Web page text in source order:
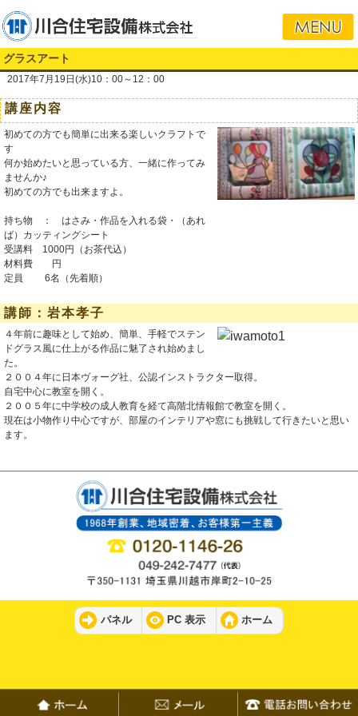
グラスアート
2017年7月19日(水)10：00～12：00
講座内容
初めての方でも簡単に出来る楽しいクラフトで
す
何か始めたいと思っている方、一緒に作ってみ
ませんか♪
初めての方でも出来ますよ。
持ち物 ： はさみ・作品を入れる袋・（あれ
ば）カッティングシート
受講料 1000円（お茶代込）
材料費 円
定員 6名（先着順）
講師：岩本孝子
４年前に趣味として始め、簡単、手軽でステン
ドグラス風に仕上がる作品に魅了され始めまし
た。
２００４年に日本ヴォーグ社、公認インストラクター取得。
自宅中心に教室を開く。
２００５年に中学校の成人教育を経て高階北情報館で教室を開く。
現在は小物作り中心ですが、部屋のインテリアや窓にも挑戦して行きたいと思い
ます。
パネル PC 表示 ホーム